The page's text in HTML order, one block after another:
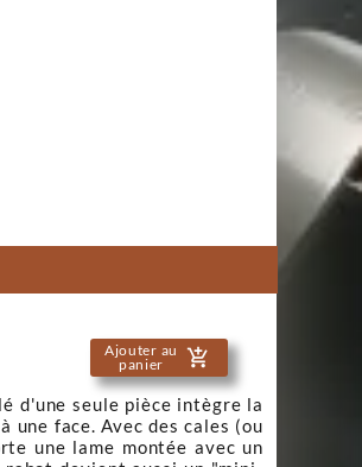
d'une seule pièce intègre la
face. Avec des cales (ou
une lame montée avec un
add_shopping_cart
Ajouter au
panier